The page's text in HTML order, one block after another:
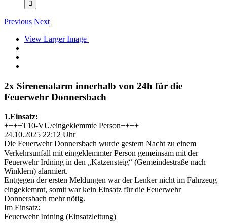
Previous Next
View Larger Image
2x Sirenenalarm innerhalb von 24h für die
Feuerwehr Donnersbach
1.Einsatz:
++++T10-VU/eingeklemmte Person++++
24.10.2025 22:12 Uhr
Die Feuerwehr Donnersbach wurde gestern Nacht zu einem
Verkehrsunfall mit eingeklemmter Person gemeinsam mit der
Feuerwehr Irdning in den „Katzensteig“ (Gemeindestraße nach
Winklern) alarmiert.
Entgegen der ersten Meldungen war der Lenker nicht im Fahrzeug
eingeklemmt, somit war kein Einsatz für die Feuerwehr
Donnersbach mehr nötig.
Im Einsatz:
Feuerwehr Irdning (Einsatzleitung)